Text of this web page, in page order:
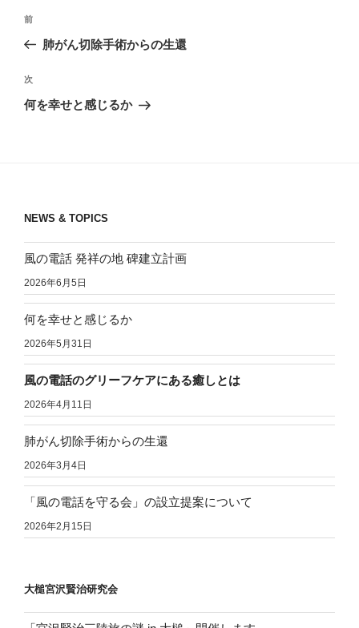
投
ビ
ゲ
前
の
稿
前
肺がん切除手術からの生還
次
の
次
何を幸せと感じるか
NEWS & TOPICS
風の電話 発祥の地 碑建立計画
2026年6月5日
何を幸せと感じるか
2026年5月31日
風の電話のグリーフケアにある癒しとは
2026年4月11日
肺がん切除手術からの生還
2026年3月4日
「風の電話を守る会」の設立提案について
2026年2月15日
大槌宮沢賢治研究会